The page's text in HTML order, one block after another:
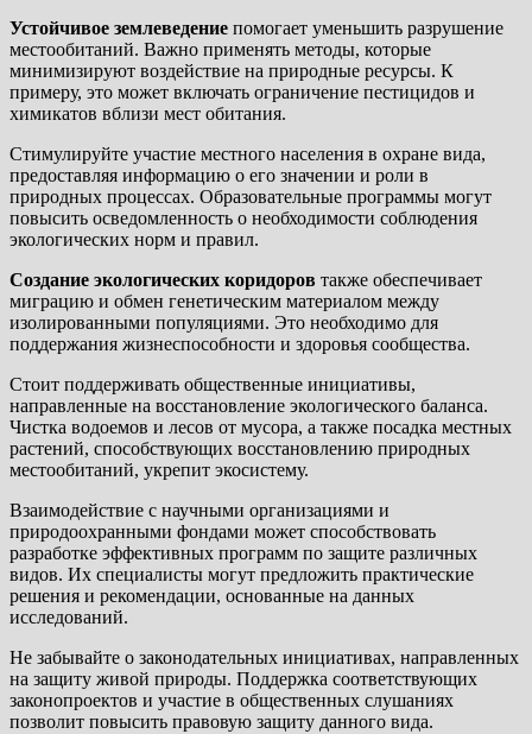
Устойчивое землеведение помогает уменьшить разрушение
местообитаний. Важно применять методы, которые
минимизируют воздействие на природные ресурсы. К
примеру, это может включать ограничение пестицидов и
химикатов вблизи мест обитания.
Стимулируйте участие местного населения в охране вида,
предоставляя информацию о его значении и роли в
природных процессах. Образовательные программы могут
повысить осведомленность о необходимости соблюдения
экологических норм и правил.
Создание экологических коридоров также обеспечивает
миграцию и обмен генетическим материалом между
изолированными популяциями. Это необходимо для
поддержания жизнеспособности и здоровья сообщества.
Стоит поддерживать общественные инициативы,
направленные на восстановление экологического баланса.
Чистка водоемов и лесов от мусора, а также посадка местных
растений, способствующих восстановлению природных
местообитаний, укрепит экосистему.
Взаимодействие с научными организациями и
природоохранными фондами может способствовать
разработке эффективных программ по защите различных
видов. Их специалисты могут предложить практические
решения и рекомендации, основанные на данных
исследований.
Не забывайте о законодательных инициативах, направленных
на защиту живой природы. Поддержка соответствующих
законопроектов и участие в общественных слушаниях
позволит повысить правовую защиту данного вида.